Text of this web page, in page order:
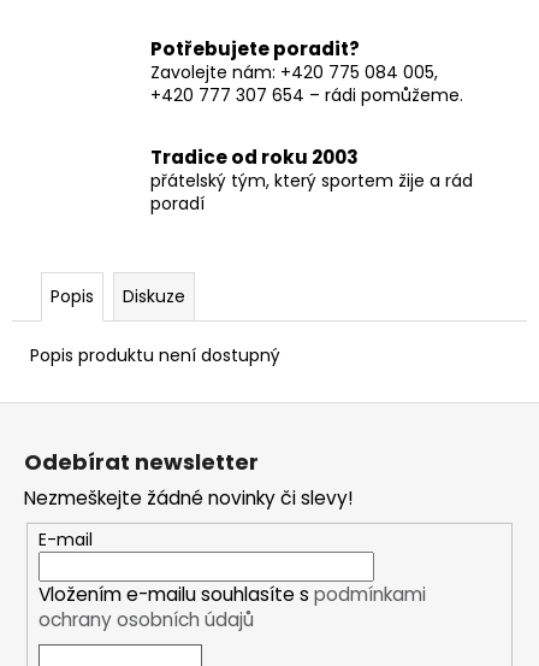
Potřebujete poradit?
Zavolejte nám: +420 775 084 005,
+420 777 307 654 – rádi pomůžeme.
Tradice od roku 2003
přátelský tým, který sportem žije a rád
poradí
Popis Diskuze
Popis produktu není dostupný
Z
Odebírat newsletter
Nezmeškejte žádné novinky či slevy!
E-mail
Vložením e-mailu souhlasíte s podmínkami
ochrany osobních údajů